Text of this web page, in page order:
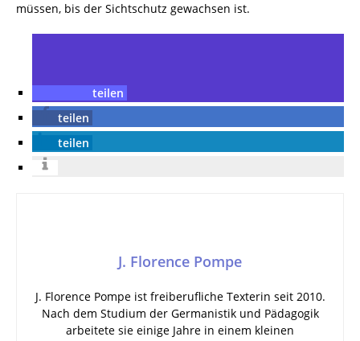
müssen, bis der Sichtschutz gewachsen ist.
teilen
teilen
teilen
J. Florence Pompe
J. Florence Pompe ist freiberufliche Texterin seit 2010.
Nach dem Studium der Germanistik und Pädagogik
arbeitete sie einige Jahre in einem kleinen